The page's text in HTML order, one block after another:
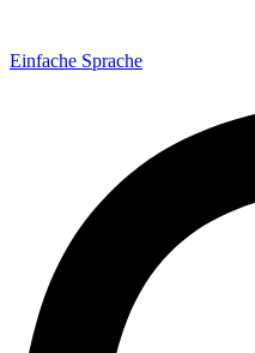
Einfache Sprache